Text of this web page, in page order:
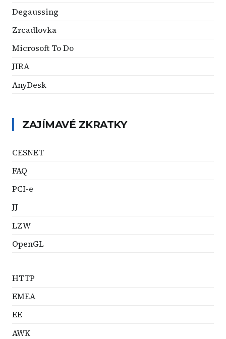
Degaussing
Zrcadlovka
Microsoft To Do
JIRA
AnyDesk
ZAJÍMAVÉ ZKRATKY
CESNET
FAQ
PCI-e
JJ
LZW
OpenGL
HTTP
EMEA
EE
AWK